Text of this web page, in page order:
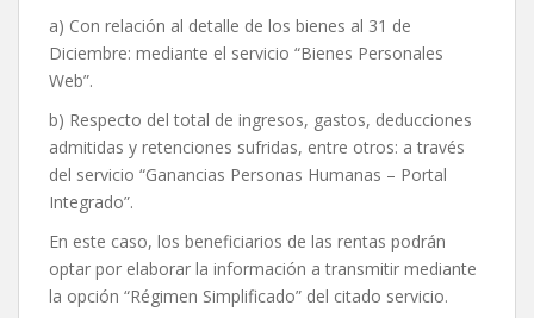
a) Con relación al detalle de los bienes al 31 de
Diciembre: mediante el servicio “Bienes Personales
Web”.
b) Respecto del total de ingresos, gastos, deducciones
admitidas y retenciones sufridas, entre otros: a través
del servicio “Ganancias Personas Humanas – Portal
Integrado”.
En este caso, los beneficiarios de las rentas podrán
optar por elaborar la información a transmitir mediante
la opción “Régimen Simplificado” del citado servicio.